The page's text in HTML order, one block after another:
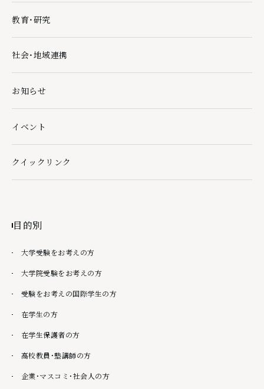
教育・研究
教育・研究の下層ページ一覧を開く
社会・地域連携
社会・地域連携の下層ページ一覧を開く
お知らせ
イベント
クイックリンク
クイックリンクの下層ページ一覧を開く
目的別
大学受験をお考えの方
大学院受験をお考えの方
受験をお考えの国際学生の方
在学生の方
在学生保護者の方
高校教員・塾講師の方
企業・マスコミ・社会人の方